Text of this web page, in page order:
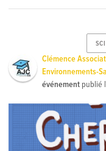
Clémence
Environnements-
événement publié